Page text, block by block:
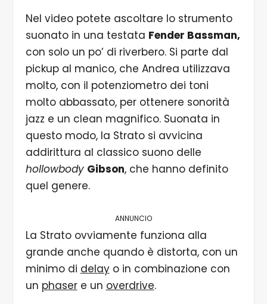
Nel video potete ascoltare lo strumento
suonato in una testata Fender Bassman,
con solo un po’ di riverbero. Si parte dal
pickup al manico, che Andrea utilizzava
molto, con il potenziometro dei toni
molto abbassato, per ottenere sonorità
jazz e un clean magnifico. Suonata in
questo modo, la Strato si avvicina
addirittura al classico suono delle
hollowbody Gibson, che hanno definito
quel genere.
ANNUNCIO
La Strato ovviamente funziona alla
grande anche quando è distorta, con un
minimo di delayo in combinazione con
un phasere un overdrive.